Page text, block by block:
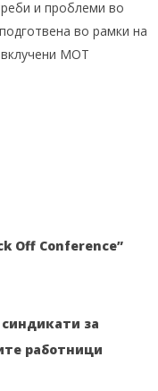
и проблеми во
во рамки на
вклучени МОТ
Off Conference”
за
работници